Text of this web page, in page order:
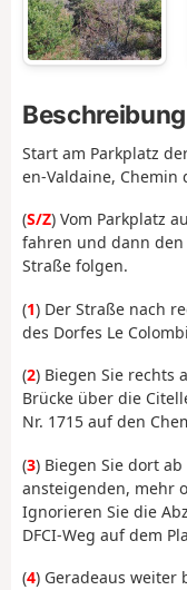
Start am Parkplatz
en-Valdaine, Chemin
(S/Z) Vom Parkplatz
fahren und dann den
Straße folgen.
(1) Der Straße nach
des Dorfes Le
(2) Biegen Sie rechts
Brücke über die
Nr. 1715 auf den
(3) Biegen Sie dort
ansteigenden, mehr
Ignorieren Sie die
DFCI-Weg auf dem
(4) Geradeaus weiter